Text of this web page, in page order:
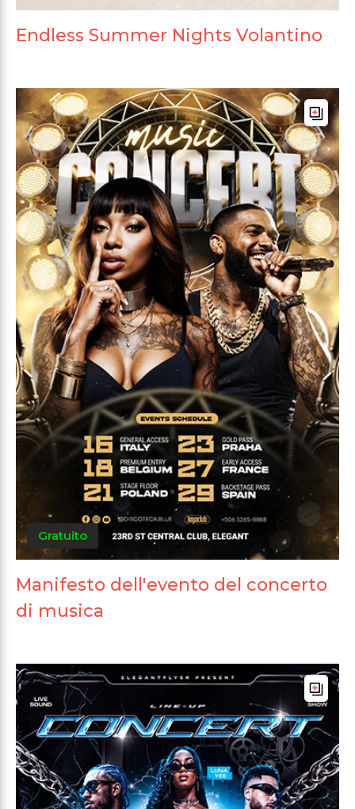
Endless Summer Nights Volantino
Gratuito
Manifesto dell'evento del concerto
di musica